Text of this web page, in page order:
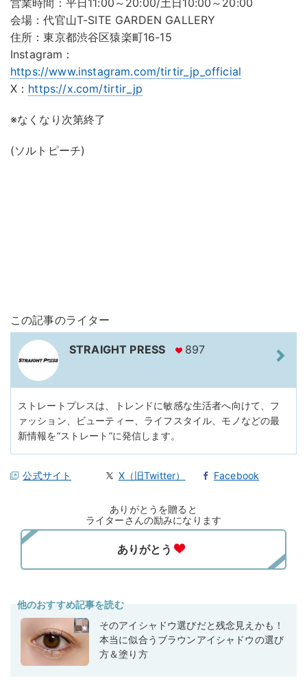
営業時間：平日11:00～20:00/土日10:00～20:00
会場：代官山T-SITE GARDEN GALLERY
住所：東京都渋谷区猿楽町16-15
Instagram：
https://www.instagram.com/tirtir_jp_official
X： https://x.com/tirtir_jp
※なくなり次第終了
(ソルトピーチ)
この記事のライター
STRAIGHT PRESS 897
ストレートプレスは、トレンドに敏感な生活者へ向けて、フ
ァッション、ビューティー、ライフスタイル、モノなどの最
新情報を“ストレート”に発信します。
公式サイト X（旧Twitter） Facebook
ありがとうを贈ると
ライターさんの励みになります
他のおすすめ記事を読む
そのアイシャドウ選びだと残念見えかも！
本当に似合うブラウンアイシャドウの選び
方＆塗り方